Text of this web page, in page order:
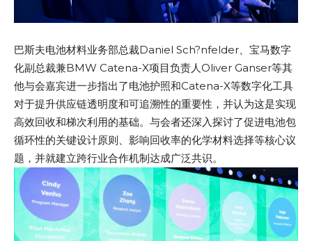
巴斯夫电池材料业务部总裁Daniel Sch?nfelder、宝马数字
化副总裁兼BMW Catena-X项目负责人Oliver Ganser等其
他与会嘉宾进一步指出了电池护照和Catena-X等数字化工具
对于提升供应链透明度和可追溯性的重要性，并认为这是实现
高效回收和梯次利用的基础。与会者还深入探讨了促进电池包
循环性的关键设计原则、影响回收率的化学材料选择等核心议
题，并就建立跨行业合作机制达成广泛共识。